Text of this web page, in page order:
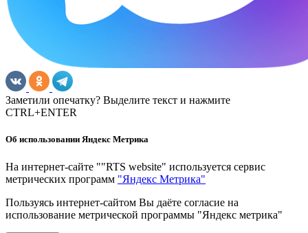
Заметили опечатку? Выделите текст и нажмите
CTRL+ENTER
Об использовании Яндекс Метрика
На интернет-сайте ""RTS website" используется сервис
метрических программ "Яндекс Метрика"
Пользуясь интернет-сайтом Вы даёте согласие на
использование метрической программы "Яндекс метрика"